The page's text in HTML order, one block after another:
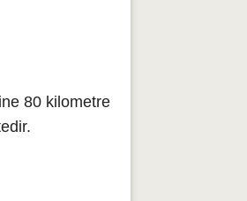
80 kilometre